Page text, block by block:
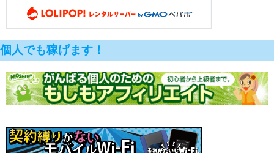
個人でも稼げます！